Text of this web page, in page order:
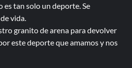
es tan solo un deporte. Se
vida.
granito de arena para devolver
este deporte que amamos y nos